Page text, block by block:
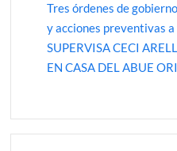
Tres órdenes de
y acciones preventivas
SUPERVISA CECI
EN CASA DEL ABUE